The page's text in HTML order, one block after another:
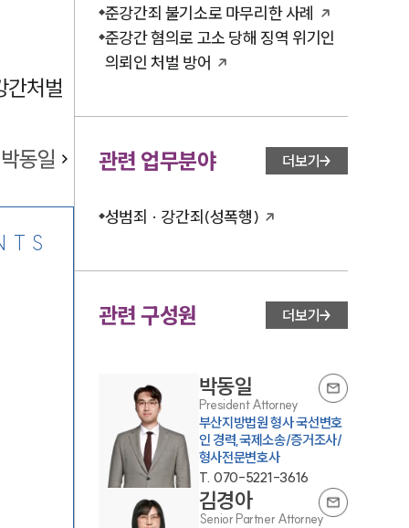
간처벌
박동일
준강간죄 불기소로 마무리한 사례
준강간 혐의로 고소 당해 징역 위기인
의뢰인 처벌 방어
관련 업무분야 더보기
성범죄 · 강간죄(성폭행)
관련 구성원 더보기
박동일
President Attorney
부산지방법원 형사 국선변호
인 경력,국제소송/증거조사/
형사전문변호사
T. 070-5221-3616
김경아
Senior Partner Attorney